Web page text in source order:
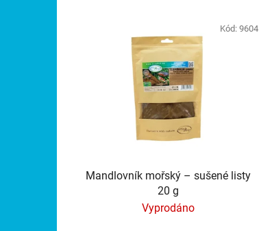
Mandlovník mořský – sušené listy
20 g
Vyprodáno
Kód: 9604